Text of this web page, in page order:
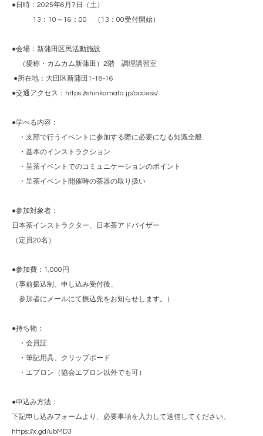
●日時：2025年6月7日（土）
13：10～16：00 （13：00受付開始）
●会場：新蒲田区民活動施設
（愛称・カムカム新蒲田）2階 調理講習室
●所在地：大田区新蒲田1-18-16
●交通アクセス： https://shinkamata.jp/access/
●学べる内容：
・支部で行うイベントに参加する際に必要になる知識全般
・基本のインストラクション
・呈茶イベントでのコミュニケーションのポイント
・呈茶イベント開催時の茶器の取り扱い
●参加対象者：
日本茶インストラクター、日本茶アドバイザー
（定員20名）
●参加費：1,000円
（事前振込制。申し込み受付後、
参加者にメールにて振込先をお知らせします。）
●持ち物：
・会員証
・筆記用具、クリップボード
・エプロン（協会エプロン以外でも可）
●申込み方法：
下記申し込みフォームより、必要事項を入力して送信してください。
https://x.gd/ubMD3